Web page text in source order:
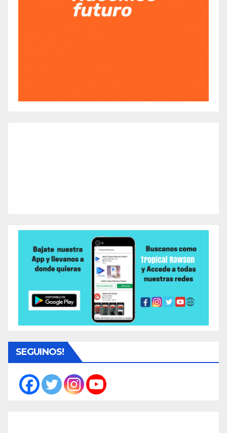
SEGUINOS!